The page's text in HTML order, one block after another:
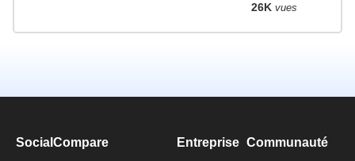
26K vues
SocialCompare Entreprise Communauté